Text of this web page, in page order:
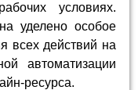
условиях.
уделено особое
всех действий на
автоматизации
ресурса.